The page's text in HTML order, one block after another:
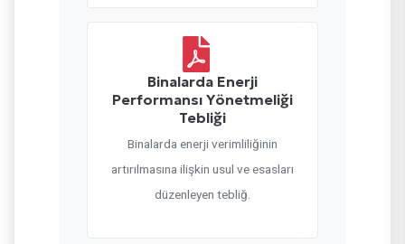
Binalarda Enerji
Performansı Yönetmeliği
Tebliği
Binalarda enerji verimliliğinin
artırılmasına ilişkin usul ve esasları
düzenleyen tebliğ.